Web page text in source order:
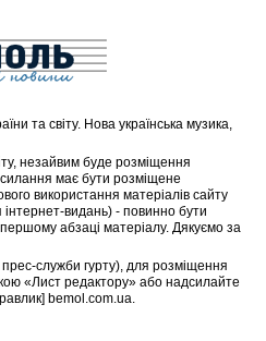
та світу. Нова українська музика,
незайвим буде розміщення
має бути розміщене
використання матеріалів сайту
видань) - повинно бути
абзаці матеріалу. Дякуємо за
служби гурту), для розміщення
«Лист редактору» або надсилайте
bemol.com.ua.